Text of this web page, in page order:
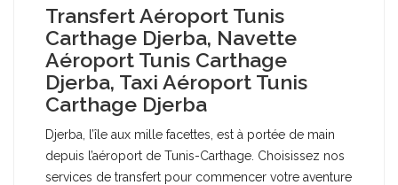
Transfert Aéroport Tunis
Carthage Djerba, Navette
Aéroport Tunis Carthage
Djerba, Taxi Aéroport Tunis
Carthage Djerba
Djerba, l’île aux mille facettes, est à portée de main
depuis l’aéroport de Tunis-Carthage. Choisissez nos
services de transfert pour commencer votre aventure